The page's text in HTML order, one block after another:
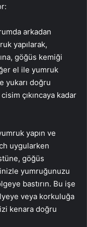
arkadan
yapılarak,
göğüs kemiği
el ile yumruk
yukarı doğru
çıkıncaya kadar
yapın ve
uygularken
göğüs
yumruğunuzu
bastırın. Bu işe
veya korkuluğa
kenara doğru